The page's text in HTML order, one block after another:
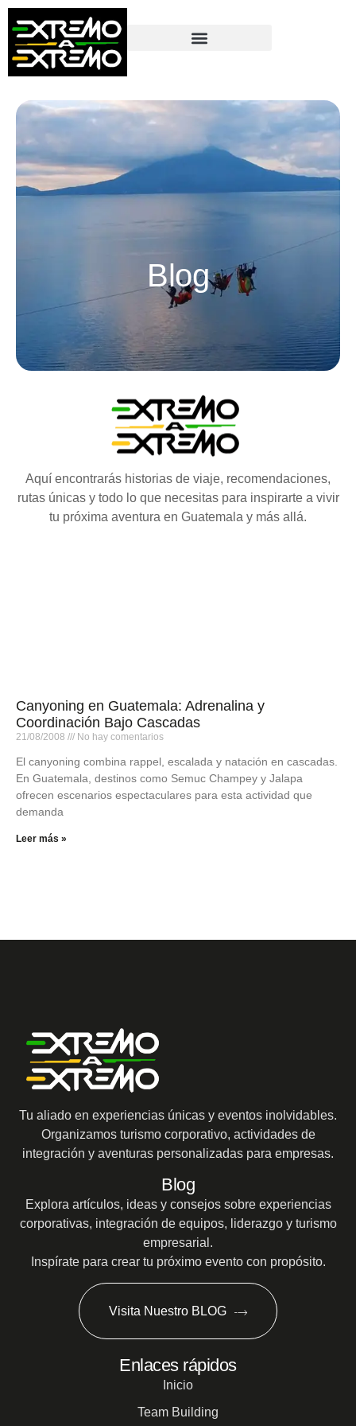
contenido
Blog
Aquí encontrarás historias de viaje, recomendaciones,
rutas únicas y todo lo que necesitas para inspirarte a vivir
tu próxima aventura en Guatemala y más allá.
Canyoning en Guatemala: Adrenalina y
Coordinación Bajo Cascadas
21/08/2008 No hay comentarios
El canyoning combina rappel, escalada y natación en cascadas.
En Guatemala, destinos como Semuc Champey y Jalapa
ofrecen escenarios espectaculares para esta actividad que
demanda
Leer más »
Tu aliado en experiencias únicas y eventos inolvidables.
Organizamos turismo corporativo, actividades de
integración y aventuras personalizadas para empresas.
Blog
Explora artículos, ideas y consejos sobre experiencias
corporativas, integración de equipos, liderazgo y turismo
empresarial.
Inspírate para crear tu próximo evento con propósito.
Visita Nuestro BLOG
Enlaces rápidos
Inicio
Team Building